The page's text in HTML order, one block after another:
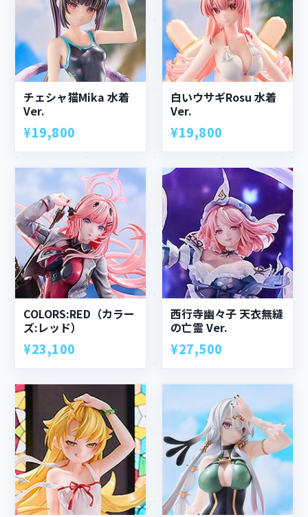
チェシャ猫Mika 水着
Ver.
¥19,800
白いウサギRosu 水着
Ver.
¥19,800
COLORS:RED（カラー
ズ:レッド）
¥23,100
西行寺幽々子 天衣無縫
の亡霊 Ver.
¥27,500